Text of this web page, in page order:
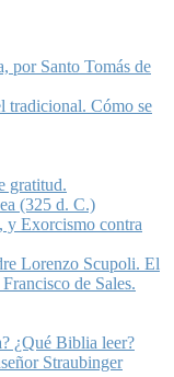
por Santo Tomás de
tradicional. Cómo se
gratitud.
(325 d. C.)
y Exorcismo contra
Lorenzo Scupoli. El
de Sales.
¿Qué Biblia leer?
Straubinger